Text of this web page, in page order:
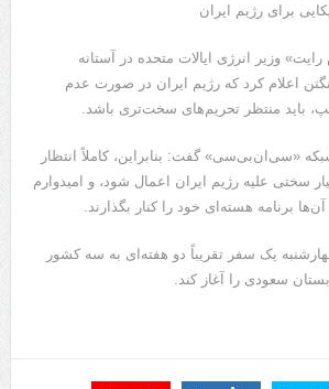
برای رژیم ایران
وزیر انرژی ایالات متحده در آستانه
اعلام کرد که رژیم ایران در صورت عدم
باید منتظر تحریم‌های سخت‌تری باشد.
«سی‌ان‌بی‌سی» گفت: بنابراین، کاملاً انتظار
سختی علیه رژیم ایران اعمال شود، و امیدوارم
برنامه هسته‌ای خود را کنار بگذارند.
یک سفر تقریباً دو هفته‌ای به سه کشور
سعودی را آغاز کند.